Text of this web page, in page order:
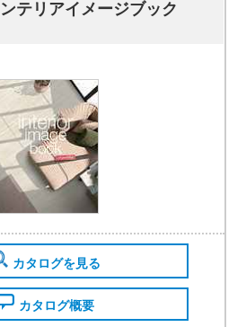
テリアイメージブック
カタログを見る
カタログ概要